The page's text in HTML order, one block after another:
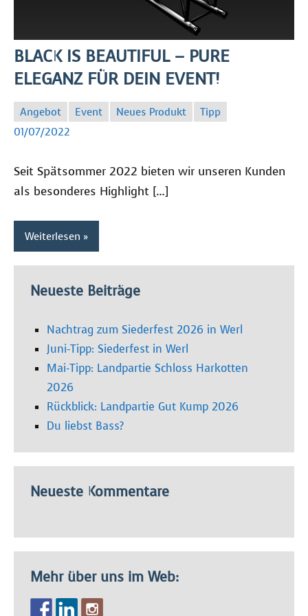
BLACK IS BEAUTIFUL – PURE
ELEGANZ FÜR DEIN EVENT!
Angebot Event Neues Produkt
Tipp
01/07/2022
SC
Seit Spätsommer 2022 bieten wir unseren Kunden
als besonderes Highlight […]
Weiterlesen
Neueste Beiträge
Nachtrag zum Siederfest 2026 in Werl
Juni-Tipp: Siederfest in Werl
Mai-Tipp: Landpartie Schloss Harkotten
2026
Rückblick: Landpartie Gut Kump 2026
Du liebst Bass?
Neueste Kommentare
Mehr über uns im Web: